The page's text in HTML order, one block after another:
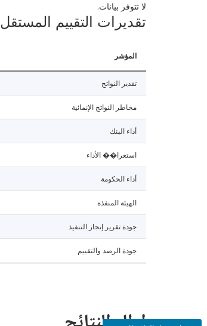
لا تتوفر بيانات.
تقديرات التقييم المستقل
المؤشر
تقدير النواتج
مخاطر النواتج الإنمائية
أداء البنك
استعرا�� الأداء
أداء الحكومة
الهيئة المنفذة
جودة تقرير إنجاز التنفيذ
جودة الرصد والتقييم